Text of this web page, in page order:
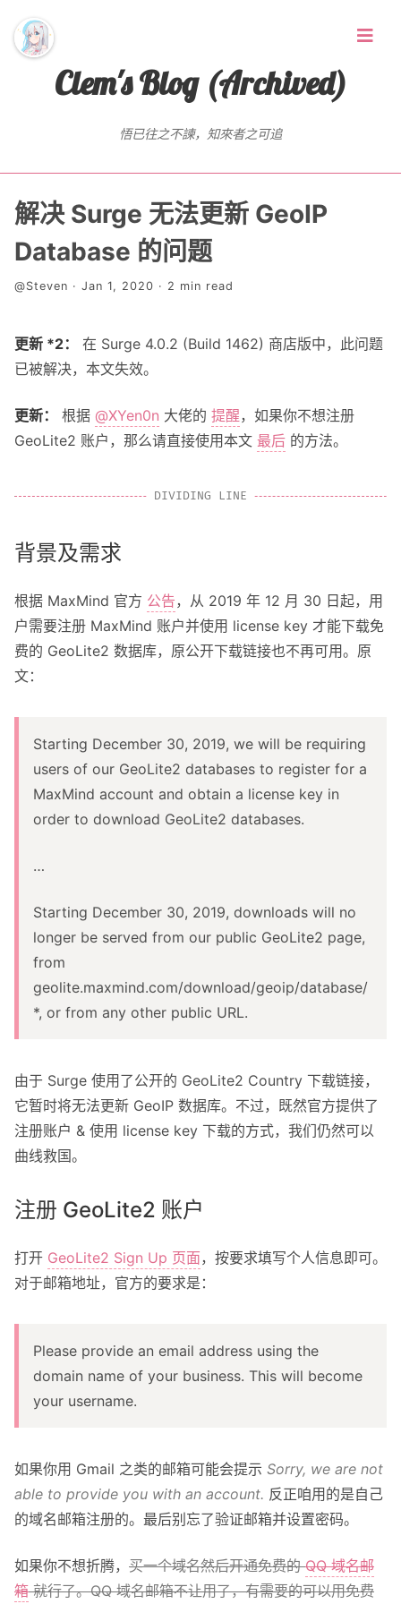
Clem's Blog (Archived)
悟已往之不諫，知來者之可追
首页
Random Thoughts
标签
存档
关于我
解决 Surge 无法更新 GeoIP
Database 的问题
@Steven · Jan 1, 2020 · 2 min read
更新 *2：
在 Surge 4.0.2 (Build 1462) 商店版中，此问题
已被解决，本文失效。
更新： 根据 @XYen0n 大佬的 提醒，如果你不想注册
GeoLite2 账户，那么请直接使用本文 最后 的方法。
背景及需求
根据 MaxMind 官方 公告，从 2019 年 12 月 30 日起，用
户需要注册 MaxMind 账户并使用 license key 才能下载免
费的 GeoLite2 数据库，原公开下载链接也不再可用。原
文：
Starting December 30, 2019, we will be requiring
users of our GeoLite2 databases to register for a
MaxMind account and obtain a license key in
order to download GeoLite2 databases.
…
Starting December 30, 2019, downloads will no
longer be served from our public GeoLite2 page,
from
geolite.maxmind.com/download/geoip/database/
*, or from any other public URL.
由于 Surge 使用了公开的 GeoLite2 Country 下载链接，
它暂时将无法更新 GeoIP 数据库。不过，既然官方提供了
注册账户 & 使用 license key 下载的方式，我们仍然可以
曲线救国。
注册 GeoLite2 账户
打开 GeoLite2 Sign Up 页面，按要求填写个人信息即可。
对于邮箱地址，官方的要求是：
Please provide an email address using the
domain name of your business. This will become
your username.
如果你用 Gmail 之类的邮箱可能会提示 Sorry, we are not
able to provide you with an account. 反正咱用的是自己
的域名邮箱注册的。最后别忘了验证邮箱并设置密码。
如果你不想折腾， 买一个域名然后开通免费的QQ 域名邮
箱就行了。QQ 域名邮箱不让用了，有需要的可以用免费